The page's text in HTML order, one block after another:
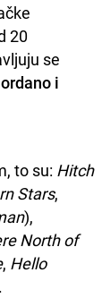
20
se
i
to su: Hitch
Stars,
),
North of
, Hello